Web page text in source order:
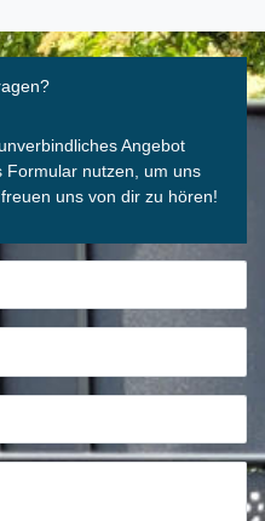
Angebot
Formular nutzen, um uns
uns von dir zu hören!